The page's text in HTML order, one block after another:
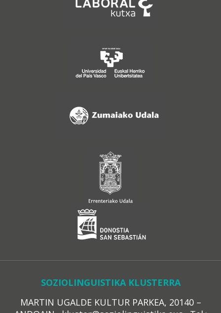
SOZIOLINGUISTIKA KLUSTERRA
MARTIN UGALDE KULTUR PARKEA, 20140 –